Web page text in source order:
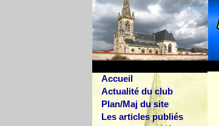
Accueil
Actualité du club
Plan/Maj du site
Les articles publiés